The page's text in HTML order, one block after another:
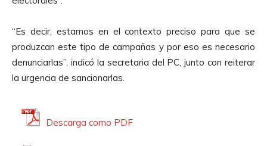
c
o
r
d
e
“Es decir, estamos en el contexto preciso para que se
produzcan este tipo de campañas y por eso es necesario
denunciarlas”, indicó la secretaria del PC, junto con reiterar
la urgencia de sancionarlas.
Descarga como PDF